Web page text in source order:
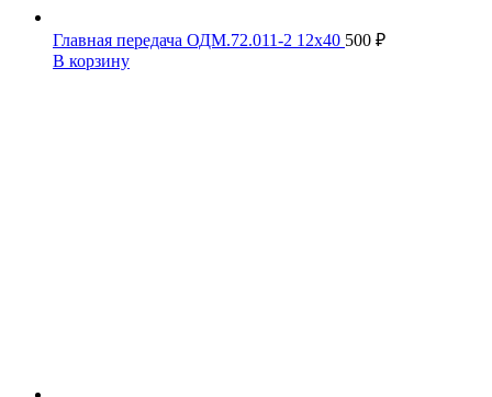
Главная передача ОДМ.72.011-2 12х40 500 ₽
В корзину